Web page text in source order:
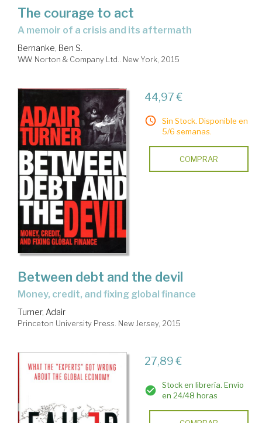
The courage to act
a memoir of a crisis and its aftermath
Bernanke, Ben S.
W.W. Norton & Company Ltd.. New York, 2015
44,97 €
Sin Stock. Disponible en
5/6 semanas.
COMPRAR
Between debt and the devil
money, credit, and fixing global finance
Turner, Adair
Princeton University Press. New Jersey, 2015
27,89 €
Stock en librería. Envío
en 24/48 horas